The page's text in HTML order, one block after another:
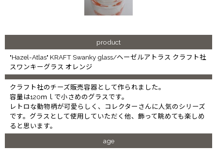
product
"Hazel-Atlas" KRAFT Swanky glass/ヘーゼルアトラス クラフト社
スワンキーグラス オレンジ
クラフト社のチーズ販売容器として作られました。
容量は120ｍｌで小さめのグラスです。
レトロな動物柄が可愛らしく、コレクターさんに人気のシリーズ
です。グラスとして使用していただく他、飾って眺めても楽しめ
ると思います。
age